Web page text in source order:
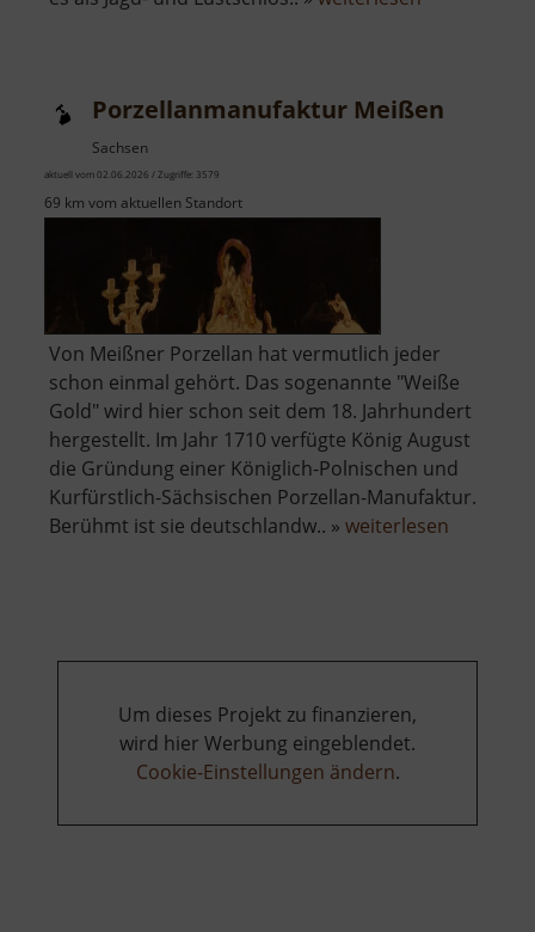
Porzellanmanufaktur Meißen
Sachsen
aktuell vom 02.06.2026 / Zugriffe: 3579
69 km vom aktuellen Standort
Von Meißner Porzellan hat vermutlich jeder
schon einmal gehört. Das sogenannte "Weiße
Gold" wird hier schon seit dem 18. Jahrhundert
hergestellt. Im Jahr 1710 verfügte König August
die Gründung einer Königlich-Polnischen und
Kurfürstlich-Sächsischen Porzellan-Manufaktur.
Berühmt ist sie deutschlandw.. » weiterlesen
Um dieses Projekt zu finanzieren,
wird hier Werbung eingeblendet.
Cookie-Einstellungen ändern.